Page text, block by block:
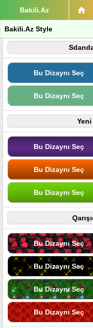
Bakili.Az
Bakili.Az Style
Bu Dizaynı Seç
Bu Dizaynı Seç
Bu Dizaynı Seç
Bu Dizaynı Seç
Bu Dizaynı Seç
Bu Dizaynı Seç
Bu Dizaynı Seç
Bu Dizaynı Seç
Bu Dizaynı Seç